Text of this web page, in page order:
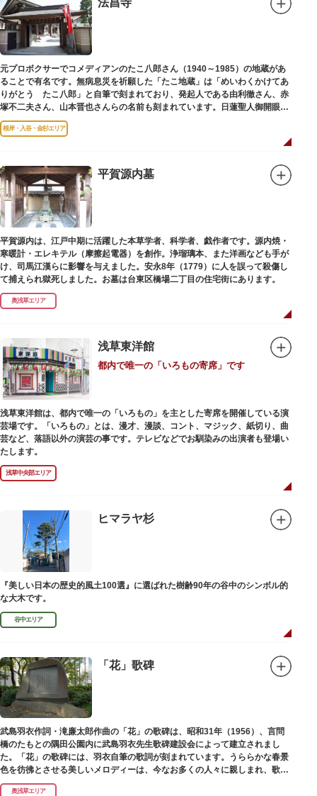
（じこくてん）の像を二天門に安置。これに伴い、正式名称が随身門から二
天門に変更されました。
その後、第二次世界大戦により2柱の像は焼失。現在は、上野の寛永寺（か
んえいじ）の四代将軍徳川家綱霊廟にあった持国天と増長天（ぞうちょうて
ん）の像が祀られています。持国天と増長天は、四天王と呼ばれる仏さまと
して知られていますが、四天王は仏教の守護神であることから武装した姿。
どちらも、鎌倉時代以降に流行した複数の木材を組み合わせる技法「寄木
造」により造られています。
元プロボクサーでコメディアンのたこ八郎さん（1940～1985）の地蔵があ
ることで有名です。無病息災を祈願した「たこ地蔵」は「めいわくかけてあ
りがとう たこ八郎」と自筆で刻まれており、発起人である由利徹さん、赤
塚不二夫さん、山本晋也さんらの名前も刻まれています。日蓮聖人御開眼の
毘沙門天を奉安しています。
根岸・入谷・金杉エリア
平賀源内墓
平賀源内は、江戸中期に活躍した本草学者、科学者、戯作者です。源内焼・
寒暖計・エレキテル（摩擦起電器）を創作。浄瑠璃本、また洋画なども手が
け、司馬江漢らに影響を与えました。安永8年（1779）に人を誤って殺傷し
て捕えられ獄死しました。お墓は台東区橋場二丁目の住宅街にあります。
奥浅草エリア
浅草東洋館
都内で唯一の「いろもの寄席」です
浅草東洋館は、都内で唯一の「いろもの」を主とした寄席を開催している演
芸場です。「いろもの」とは、漫才、漫談、コント、マジック、紙切り、曲
芸など、落語以外の演芸の事です。テレビなどでお馴染みの出演者も登場い
たします。
浅草中央部エリア
ヒマラヤ杉
『美しい日本の歴史的風土100選』に選ばれた樹齢90年の谷中のシンボル的
な大木です。
谷中エリア
「花」歌碑
武島羽衣作詞・滝廉太郎作曲の「花」の歌碑は、昭和31年（1956）、言問
橋のたもとの隅田公園内に武島羽衣先生歌碑建設会によって建立されまし
た。「花」の歌碑には、羽衣自筆の歌詞が刻まれています。うららかな春景
色を彷彿とさせる美しいメロディーは、今なお多くの人々に親しまれ、歌い
つがれています。
奥浅草エリア